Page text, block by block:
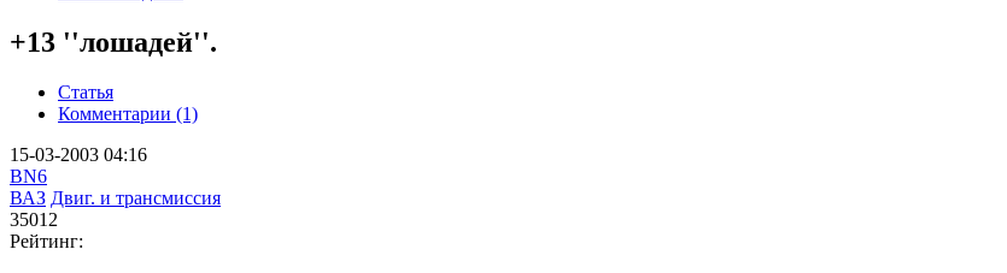
+13 ''лошадей''.
Статья
Комментарии (1)
15-03-2003 04:16
BN6
ВАЗ Двиг. и трансмиссия
35012
Рейтинг: